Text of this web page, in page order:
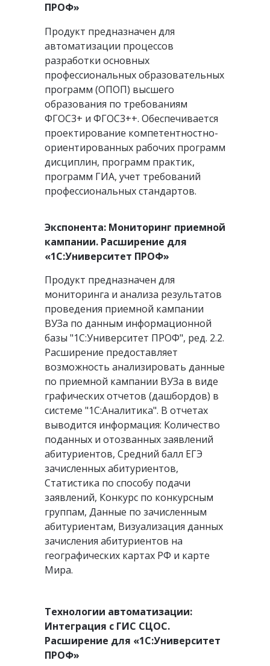
ПРОФ»
Продукт предназначен для
автоматизации процессов
разработки основных
профессиональных образовательных
программ (ОПОП) высшего
образования по требованиям
ФГОС3+ и ФГОС3++. Обеспечивается
проектирование компетентностно-
ориентированных рабочих программ
дисциплин, программ практик,
программ ГИА, учет требований
профессиональных стандартов.
Технологии автоматизации:
Интеграция с ГИС СЦОС.
Расширение для «1С:Университет
ПРОФ»
Экспонента: Мониторинг приемной
кампании. Расширение для
«1С:Университет ПРОФ»
Продукт предназначен для
мониторинга и анализа результатов
проведения приемной кампании
ВУЗа по данным информационной
базы "1С:Университет ПРОФ", ред. 2.2.
Расширение предоставляет
возможность анализировать данные
по приемной кампании ВУЗа в виде
графических отчетов (дашбордов) в
системе "1С:Аналитика". В отчетах
выводится информация: Количество
поданных и отозванных заявлений
абитуриентов, Средний балл ЕГЭ
зачисленных абитуриентов,
Статистика по способу подачи
заявлений, Конкурс по конкурсным
группам, Данные по зачисленным
абитуриентам, Визуализация данных
зачисления абитуриентов на
географических картах РФ и карте
Мира.